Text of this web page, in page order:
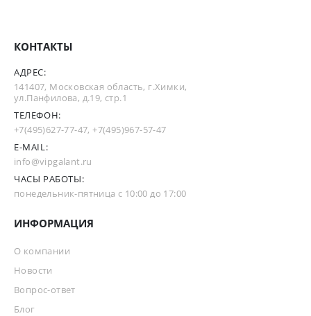
КОНТАКТЫ
АДРЕС:
141407, Московская область, г.Химки,
ул.Панфилова, д.19, стр.1
ТЕЛЕФОН:
+7(495)627-77-47,+7(495)967-57-47
E-MAIL:
info@vipgalant.ru
ЧАСЫ РАБОТЫ:
понедельник-пятница с 10:00 до 17:00
ИНФОРМАЦИЯ
О компании
Новости
Вопрос-ответ
Блог